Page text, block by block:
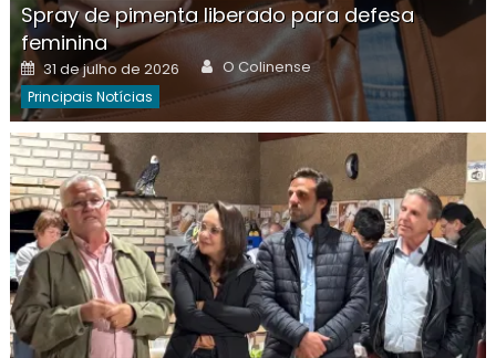
Spray de pimenta liberado para defesa
feminina
Posted
on
31 de julho de 2026 Author
O Colinense
Principais Notícias